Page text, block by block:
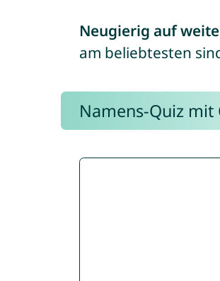
Neugierig auf
am beliebtesten
Namens-Quiz mit